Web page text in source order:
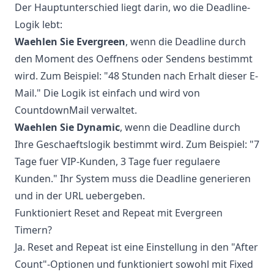
Der Hauptunterschied liegt darin, wo die Deadline-
Logik lebt:
Waehlen Sie Evergreen, wenn die Deadline durch
den Moment des Oeffnens oder Sendens bestimmt
wird. Zum Beispiel: "48 Stunden nach Erhalt dieser E-
Mail." Die Logik ist einfach und wird von
CountdownMail verwaltet.
Waehlen Sie Dynamic, wenn die Deadline durch
Ihre Geschaeftslogik bestimmt wird. Zum Beispiel: "7
Tage fuer VIP-Kunden, 3 Tage fuer regulaere
Kunden." Ihr System muss die Deadline generieren
und in der URL uebergeben.
Funktioniert Reset and Repeat mit Evergreen
Timern?
Ja. Reset and Repeat ist eine Einstellung in den "After
Count"-Optionen und funktioniert sowohl mit Fixed